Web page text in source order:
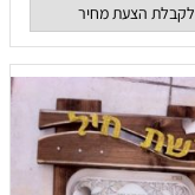
לקבלת הצעת מחיר